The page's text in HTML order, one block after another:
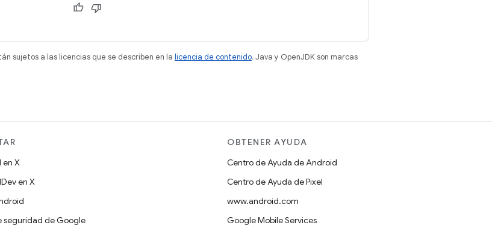
sujetos a las licencias que se describen en la licencia de contenido. Java y OpenJDK son marcas
en X
en X
seguridad de Google
OBTENER AYUDA
Centro de Ayuda de Android
Centro de Ayuda de Pixel
www.android.com
Google Mobile Services